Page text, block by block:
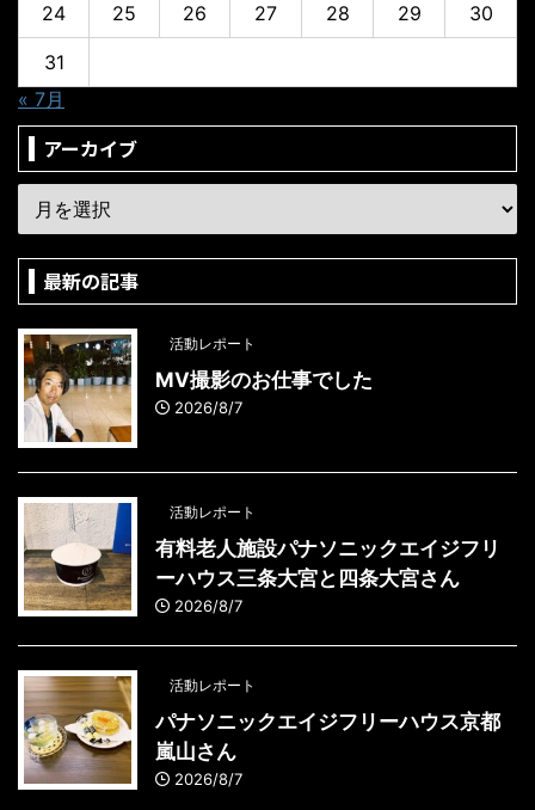
24 25 26 27 28 29 30
31
« 7月
アーカイブ
最新の記事
活動レポート
MV撮影のお仕事でした
2026/8/7
活動レポート
有料老人施設パナソニックエイジフリ
ーハウス三条大宮と四条大宮さん
2026/8/7
活動レポート
パナソニックエイジフリーハウス京都
嵐山さん
2026/8/7